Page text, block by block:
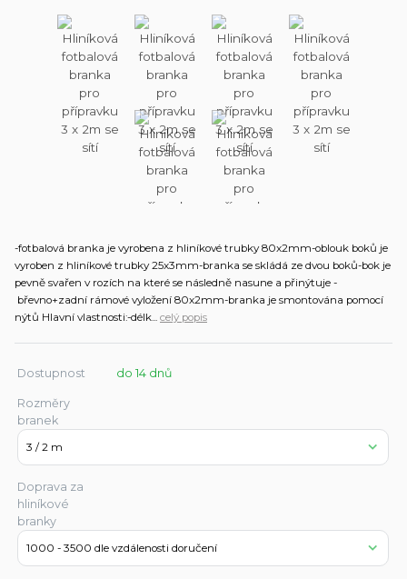
-fotbalová branka je vyrobena z hliníkové trubky 80x2mm-oblouk boků je
vyroben z hliníkové trubky 25x3mm-branka se skládá ze dvou boků-bok je
pevně svařen v rozích na které se následně nasune a přinýtuje -
břevno+zadní rámové vyložení 80x2mm-branka je smontována pomocí
nýtů Hlavní vlastnosti:-délk... celý popis
Dostupnost do 14 dnů
Rozměry
branek
Doprava za
hliníkové
branky